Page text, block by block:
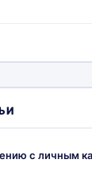
с личным